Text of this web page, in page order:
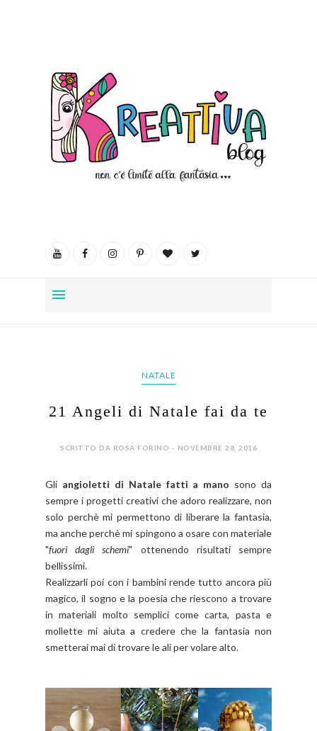
NATALE
21 Angeli di Natale fai da te
SCRITTO DA ROSA FORINO - NOVEMBRE 28, 2016
Gli angioletti di Natale fatti a mano sono da
sempre i progetti creativi che adoro realizzare, non
solo perchè mi permettono di liberare la fantasia,
ma anche perchè mi spingono a osare con materiale
"fuori dagli schemi" ottenendo risultati sempre
bellissimi.
Realizzarli poi con i bambini rende tutto ancora più
magico, il sogno e la poesia che riescono a trovare
in materiali molto semplici come carta, pasta e
mollette mi aiuta a credere che la fantasia non
smetterai mai di trovare le ali per volare alto.